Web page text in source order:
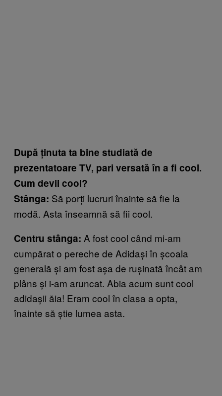
După ținuta ta bine studiată de
prezentatoare TV, pari versată în a fi cool.
Cum devii cool?
Stânga: Să porți lucruri înainte să fie la
modă. Asta înseamnă să fii cool.
Centru stânga: A fost cool când mi-am
cumpărat o pereche de Adidași în școala
generală și am fost așa de rușinată încât am
plâns și i-am aruncat. Abia acum sunt cool
adidașii ăia! Eram cool în clasa a opta,
înainte să știe lumea asta.